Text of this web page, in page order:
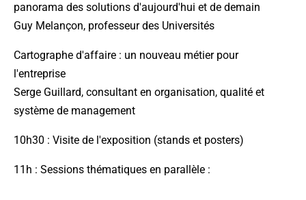
panorama des solutions d'aujourd'hui et de demain
Guy Melançon, professeur des Universités
Cartographe d'affaire : un nouveau métier pour
l'entreprise
Serge Guillard, consultant en organisation, qualité et
système de management
10h30 : Visite de l'exposition (stands et posters)
11h : Sessions thématiques en parallèle :